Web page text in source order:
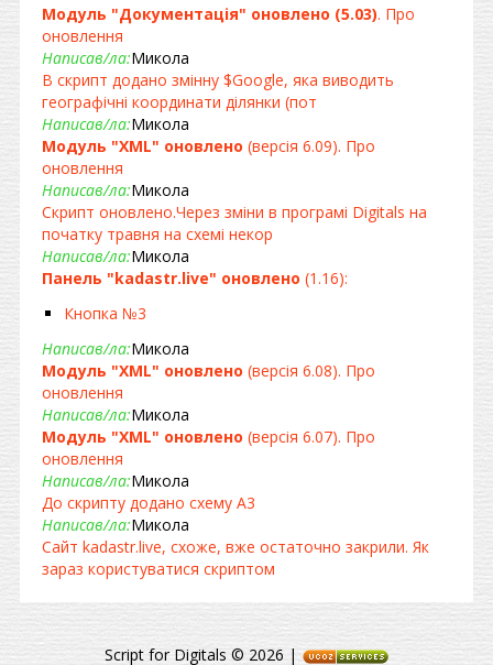
Модуль "Документація" оновлено (5.03). Про
оновлення
Написав/ла:Микола
В скрипт додано змінну $Google, яка виводить
географічні координати ділянки (пот
Написав/ла:Микола
Модуль "XML" оновлено (версія 6.09). Про
оновлення
Написав/ла:Микола
Скрипт оновлено.Через зміни в програмі Digitals на
початку травня на схемі некор
Написав/ла:Микола
Панель "kadastr.live" оновлено (1.16):
Кнопка №3
Написав/ла:Микола
Модуль "XML" оновлено (версія 6.08). Про
оновлення
Написав/ла:Микола
Модуль "XML" оновлено (версія 6.07). Про
оновлення
Написав/ла:Микола
До скрипту додано схему А3
Написав/ла:Микола
Сайт kadastr.live, схоже, вже остаточно закрили. Як
зараз користуватися скриптом
Script for Digitals © 2026 |